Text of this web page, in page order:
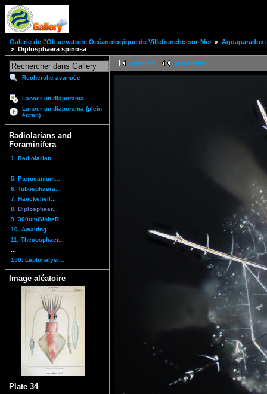
Galerie de l'Observatoire Océanologique de Villefranche-sur-Mer
Diplosphaera spinosa
Recherche avancée
Lancer un diaporama
Lancer un diaporama (plein
écran)
Radiolarians and
Foraminifera
1. Radiolarian...
5. Pterocanium...
6. Tubosphaera...
7. Haeckeliell...
8. Diplosphaer...
9. 300umGlobeR...
10. Awaiting...
11. Thecosphaer...
150. Leptohalysi...
Image aléatoire
Plate 34
première précédente